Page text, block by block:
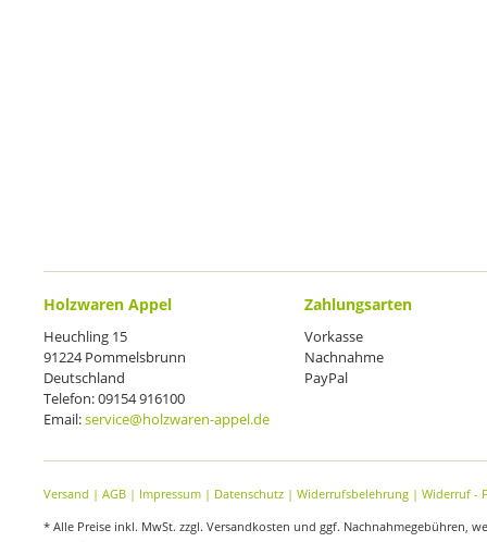
Holzwaren Appel
Heuchling 15
91224 Pommelsbrunn
Deutschland
Telefon: 09154 916100
Email:service@holzwaren-appel.de
Zahlungsarten
Vorkasse
Nachnahme
PayPal
Versand | AGB | Impressum | Datenschutz | Widerrufsbelehrung | Widerruf -
* Alle Preise inkl. MwSt. zzgl. Versandkosten und ggf. Nachnahmegebühren,